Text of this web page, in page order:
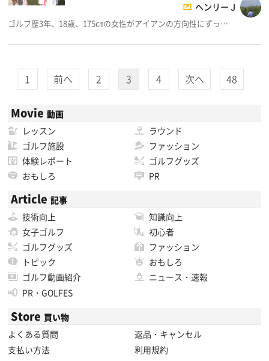
ヘンリーＪ
ゴルフ歴3年、18歳、175㎝の女性がアイアンの方向性にずっ…
1 前へ 2 3 4 次へ 48
Movie 動画
レッスン
ラウンド
ゴルフ施設
ファッション
体験レポート
ゴルフグッズ
おもしろ
PR
Article 記事
技術向上
知識向上
女子ゴルフ
初心者
ゴルフグッズ
ファッション
トピック
おもしろ
ゴルフ動画紹介
ニュース・速報
PR・GOLFES
Store 買い物
よくある質問
返品・キャンセル
支払い方法
利用規約